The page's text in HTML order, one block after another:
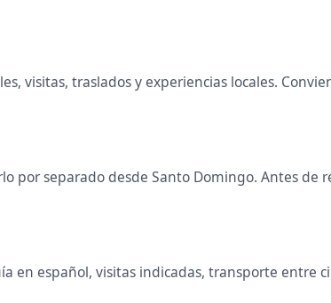
visitas, traslados y experiencias locales.
separado desde Santo Domingo. Antes de
en español, visitas indicadas, transporte entre